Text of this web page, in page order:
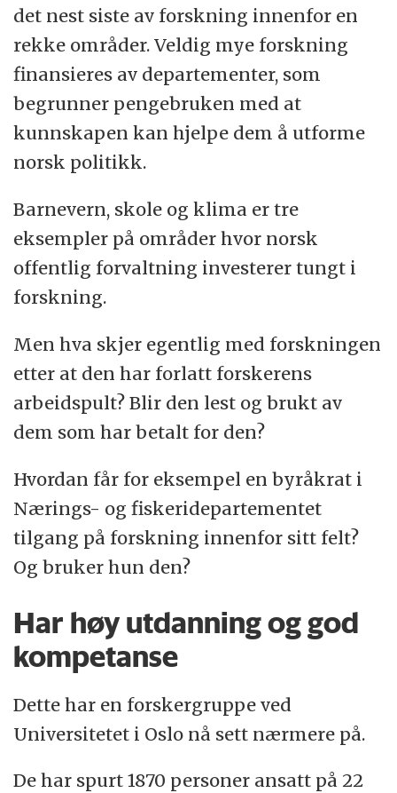
det nest siste av forskning innenfor en
rekke områder. Veldig mye forskning
finansieres av departementer, som
begrunner pengebruken med at
kunnskapen kan hjelpe dem å utforme
norsk politikk.
Barnevern, skole og klima er tre
eksempler på områder hvor norsk
offentlig forvaltning investerer tungt i
forskning.
Men hva skjer egentlig med forskningen
etter at den har forlatt forskerens
arbeidspult? Blir den lest og brukt av
dem som har betalt for den?
Hvordan får for eksempel en byråkrat i
Nærings- og fiskeridepartementet
tilgang på forskning innenfor sitt felt?
Og bruker hun den?
Har høy utdanning og god
kompetanse
Dette har en forskergruppe ved
Universitetet i Oslo nå sett nærmere på.
De har spurt 1870 personer ansatt på 22